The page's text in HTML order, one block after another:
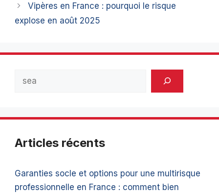
Vipères en France : pourquoi le risque
explose en août 2025
Articles récents
Garanties socle et options pour une multirisque
professionnelle en France : comment bien